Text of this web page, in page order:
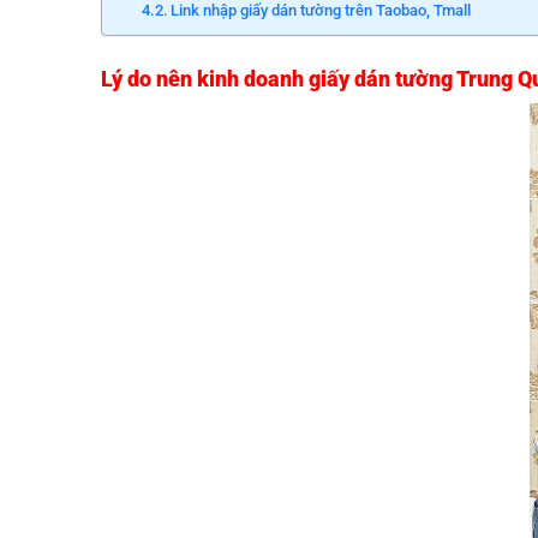
Link nhập giấy dán tường trên Taobao, Tmall
Lý do nên kinh doanh giấy dán tường Trung